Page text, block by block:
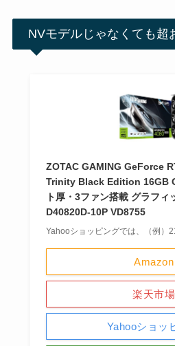
NVモデルじゃなくても超
ZOTAC GAMING GeForce
Trinity Black Edition 16GB
ト厚・3ファン搭載 グラフィ
D40820D-10P VD8755
Yahooショッピングでは、（例）
Amazon
楽天市場
Yahooショッ